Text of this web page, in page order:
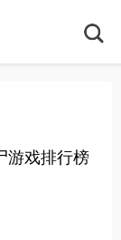
游戏排行榜